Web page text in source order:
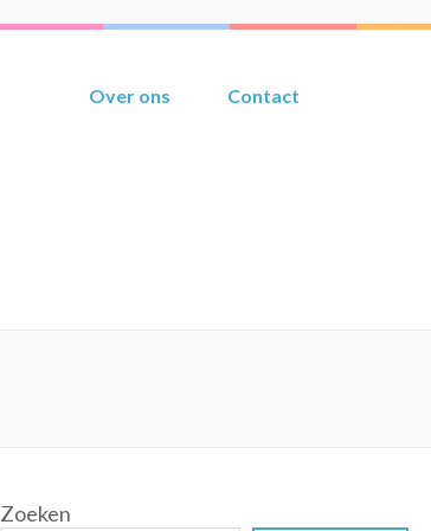
Over ons Contact
Zoeken